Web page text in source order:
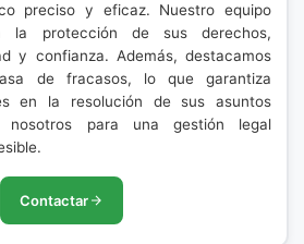
preciso y eficaz. Nuestro equipo
la protección de sus derechos,
y confianza. Además, destacamos
de fracasos, lo que garantiza
en la resolución de sus asuntos
nosotros para una gestión legal
Contactar